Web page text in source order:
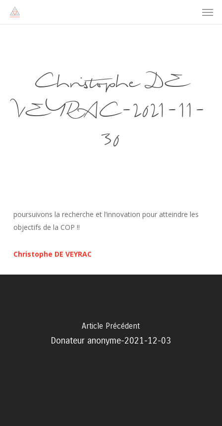
Christophe DE
VEYRAC-2021-11-
30
poursuivons la recherche et l’innovation pour atteindre les
objectifs de la COP !!
Christophe DE VEYRAC
Article Précédent
Donateur anonyme-2021-12-03